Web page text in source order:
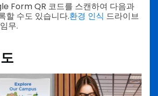
Form QR 코드를 스캔하여 다음과
할 수도 있습니다.환경 인식 드라이브
무.